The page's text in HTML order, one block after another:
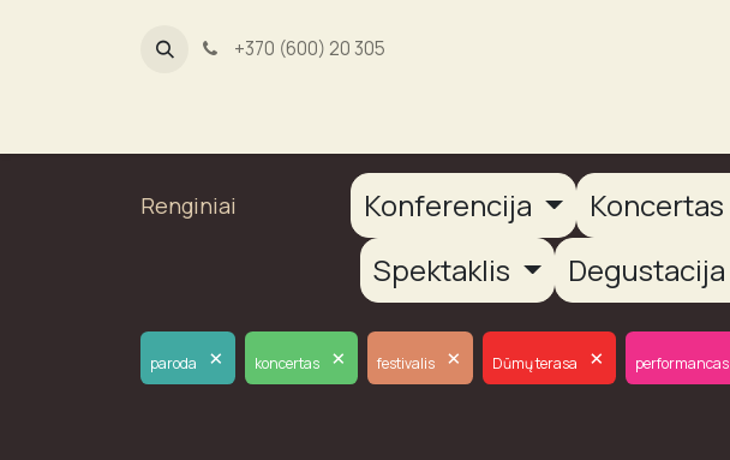
+370 (600) 20 305
Renginiai Konferencija Koncertas
Spektaklis
Degustacija
paroda × koncertas × festivalis × Dūmų terasa × performancas